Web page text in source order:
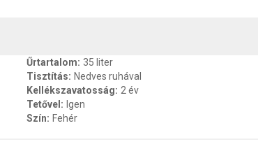
Űrtartalom: 35 liter
Tisztítás: Nedves ruhával
Kellékszavatosság: 2 év
Tetővel : Igen
Szín: Fehér